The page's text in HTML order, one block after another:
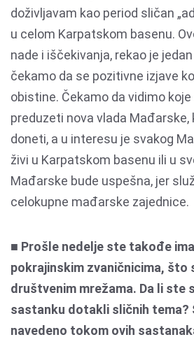
doživljavam kao period sličan
u celom Karpatskom basenu.
nade i iščekivanja, rekao je
čekamo da se pozitivne izjave
obistine. Čekamo da vidimo
preduzeti nova vlada Mađarske,
doneti, a u interesu je svakog
živi u Karpatskom basenu ili u
Mađarske bude uspešna, jer
celokupne mađarske zajednice.
■ Prošle nedelje ste takođe
pokrajinskim zvaničnicima, što
društvenim mrežama. Da li ste
sastanku dotakli sličnih tema?
navedeno tokom ovih